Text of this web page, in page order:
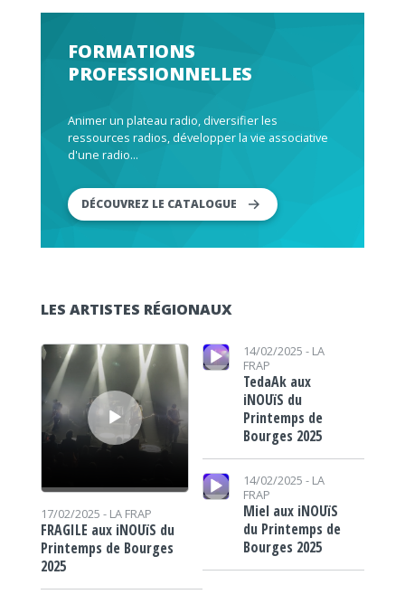
FORMATIONS
PROFESSIONNELLES
Animer un plateau radio, diversifier les
ressources radios, développer la vie associative
d'une radio...
DÉCOUVREZ LE CATALOGUE
LES ARTISTES RÉGIONAUX
Lecteur audio
17/02/2025 - LA FRAP
FRAGILE aux iNOUïS du
Printemps de Bourges
2025
Lecteur audio 14/02/2025 - LA
FRAP
TedaAk aux
iNOUïS du
Printemps de
Bourges 2025
Lecteur audio
14/02/2025 - LA
FRAP
Miel aux iNOUïS
du Printemps de
Bourges 2025